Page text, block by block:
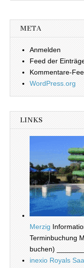
META
Anmelden
Feed der
Kommentare-
WordPress.org
LINKS
Merzig
Terminbuchung
buchen)
inexio Royals